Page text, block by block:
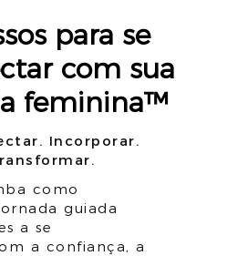
para se
com sua
feminina™
Incorporar.
como
guiada
a se
a confiança, a